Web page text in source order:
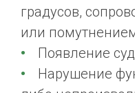
градусов,
или
Появление
Нарушение